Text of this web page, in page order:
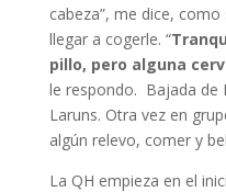
cabeza”, me dice,
llegar a cogerle. “
pillo, pero alguna
le respondo. Bajada de
Laruns. Otra vez en
algún relevo, comer y
La QH empieza en el